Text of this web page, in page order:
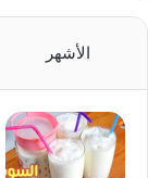
الأشهر